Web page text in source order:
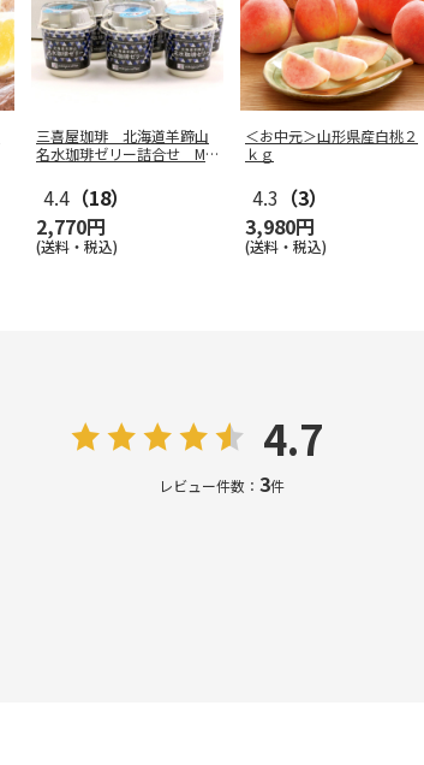
三喜屋珈琲 北海道羊蹄山
名水珈琲ゼリー詰合せ MC
4.4 （18）
2,770円
(送料・税込)
＜お中元＞山形県産白桃２
ｋｇ
4.3 （3）
3,980円
(送料・税込)
4.7
レビュー件数： 3件